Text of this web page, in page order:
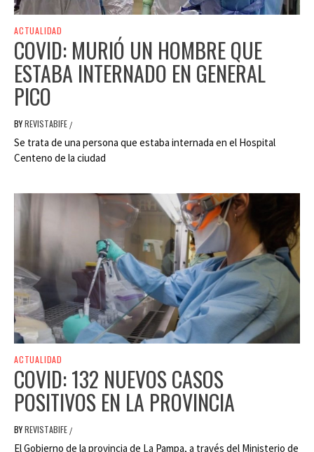
ACTUALIDAD
COVID: MURIÓ UN HOMBRE QUE
ESTABA INTERNADO EN GENERAL
PICO
BYREVISTABIFE /
Se trata de una persona que estaba internada en el Hospital
Centeno de la ciudad
ACTUALIDAD
COVID: 132 NUEVOS CASOS
POSITIVOS EN LA PROVINCIA
BYREVISTABIFE /
El Gobierno de la provincia de La Pampa, a través del Ministerio de